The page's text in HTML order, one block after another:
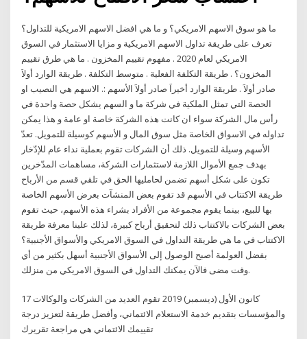
ما هو سوق الاسهم الامريكي؟ و ما هي افضل الاسهم الامريكية للتداول؟
تعرف على طريقة تداول الاسهم الامريكية و مزايا الاستثمار في السوق
الامريكي لعام 2020 . مفهوم تقييم المخزون . ما هي طرق تقييم
المخزون؟ . طريقة التكلفة الفعلية . متوسط التكلفة . طريقة الوارد أولاَ
صادر أولاَ . طريقة الوارد أخيراَ صادر أولاَ الأسهم :. الاسهم هي النصيب او
الحصة التي تمثل الملكية في شركة ما و السهم يشكل حصة واحدة في
رأس مال الشركة سواء ان كانت هذه الشركة خاصة او عامة و هذا يمكن
تداوله في الاسواق الخاصة مثل سوق المال و الأسهم كوسيلة للتمويل. تعدّ
الأسهم وسيلة للتمويل. ذلك أن الشركات تقوم بعملية نداء عام للإدّخار
بهدف جمع الأموال اللازمة لاستثمارات الشركة، مساهمات المدّخرين
تكون على شكل أسهم تضمن لحامليها الحق في تلقي قسم من الأرباح
طريقة الاكتتاب في الأسهم قد تقوم بعض المنشآت بعرض الأسهم الخاصة
بها للبيع، بينما يقوم مجموعة من الأفراد بشراء هذه الأسهم، حيث تقوم
بعض الشركات بالاكتتاب ذلك لتحقيق أرباح كبيرة، لذلك علينا معرفة طريقة
الاكتتاب في ما هي طريقة التداول في السوق الامريكي والأسواق الأجنبية؟
بفضل العولمة أصبح الوصول إلى الأسواق الأجنبية أسهل بكثير من أي
وقت مضى فالآن يمكنك التداول في السوق الامريكي من منزلك.
17 كانون الأول (ديسمبر) 2019 تقوم العديد من الشركات والوكالات
والمؤسسات بتقديم خدمة الاستعلام الائتماني، وأفضل طريقة لتعزيز درجة